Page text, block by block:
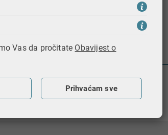
partnerstvu.
Vas da pročitate Obavijest o
Prihvaćam sve